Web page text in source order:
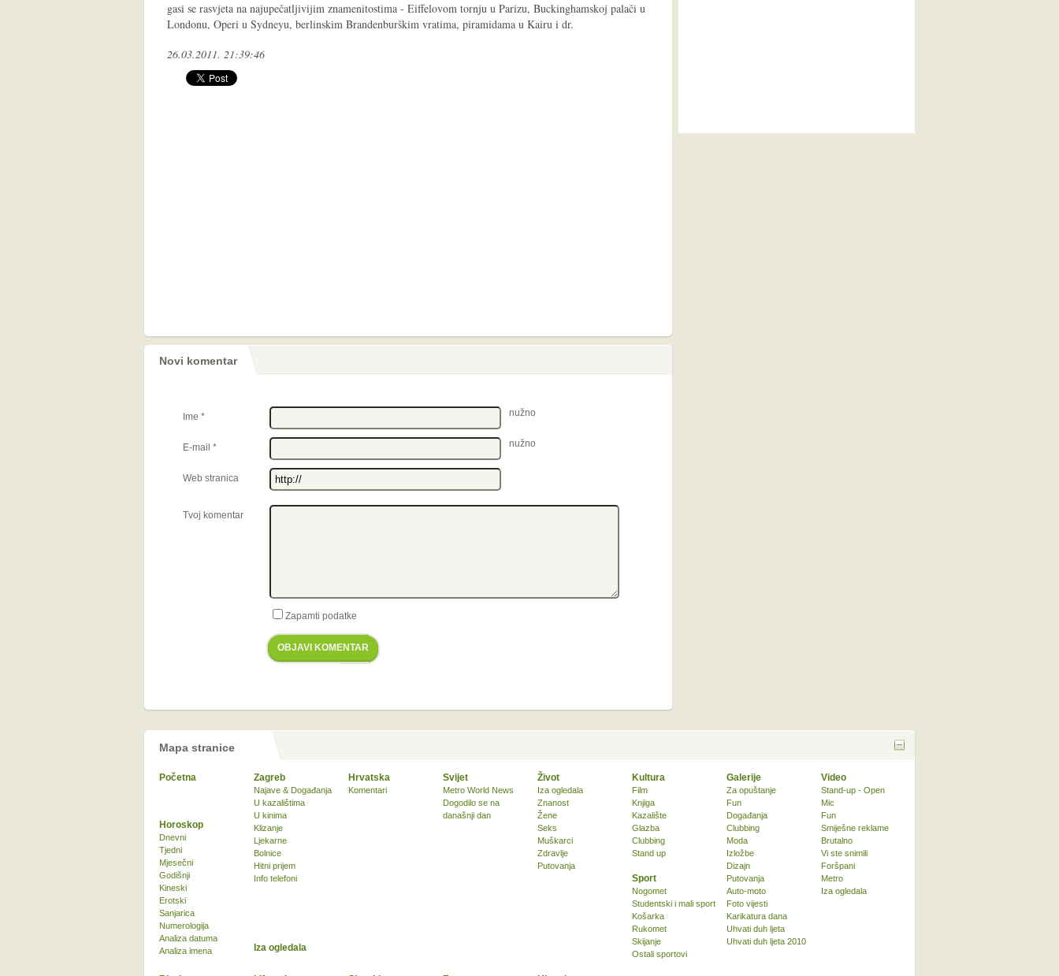
gasi se rasvjeta na najupečatljivijim znamenitostima - Eiffelovom tornju u Parizu, Buckinghamskoj palači u
Londonu, Operi u Sydneyu, berlinskim Brandenburškim vratima, piramidama u Kairu i dr.
26.03.2011. 21:39:46
Novi komentar
Ime * nužno
E-mail * nužno
Web stranica
Tvoj komentar
Zapamti podatke
OBJAVI KOMENTAR
Mapa stranice
Početna Zagreb
Najave & Događanja
U kazalištima
U kinima
Klizanje
Ljekarne
Bolnice
Hitni prijem
Info telefoni
Hrvatska
Komentari
Svijet
Metro World News
Dogodilo se na
današnji dan
Život
Iza ogledala
Znanost
Žene
Seks
Muškarci
Zdravlje
Putovanja
Kultura
Film
Knjiga
Kazalište
Glazba
Clubbing
Stand up
Sport
Nogomet
Studentski i mali sport
Košarka
Rukomet
Skijanje
Ostali sportovi
Horoskop
Dnevni
Tjedni
Mjesečni
Godišnji
Kineski
Erotski
Sanjarica
Numerologija
Analiza datuma
Analiza imena
Iza ogledala
Galerije
Za opuštanje
Fun
Događanja
Clubbing
Moda
Izložbe
Dizajn
Putovanja
Auto-moto
Foto vijesti
Karikatura dana
Uhvati duh ljeta
Uhvati duh ljeta 2010
Video
Stand-up - Open
Mic
Fun
Smiješne reklame
Brutalno
Vi ste snimili
Foršpani
Metro
Iza ogledala